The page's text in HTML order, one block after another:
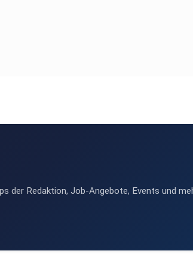
der Redaktion, Job-Angebote, Events und